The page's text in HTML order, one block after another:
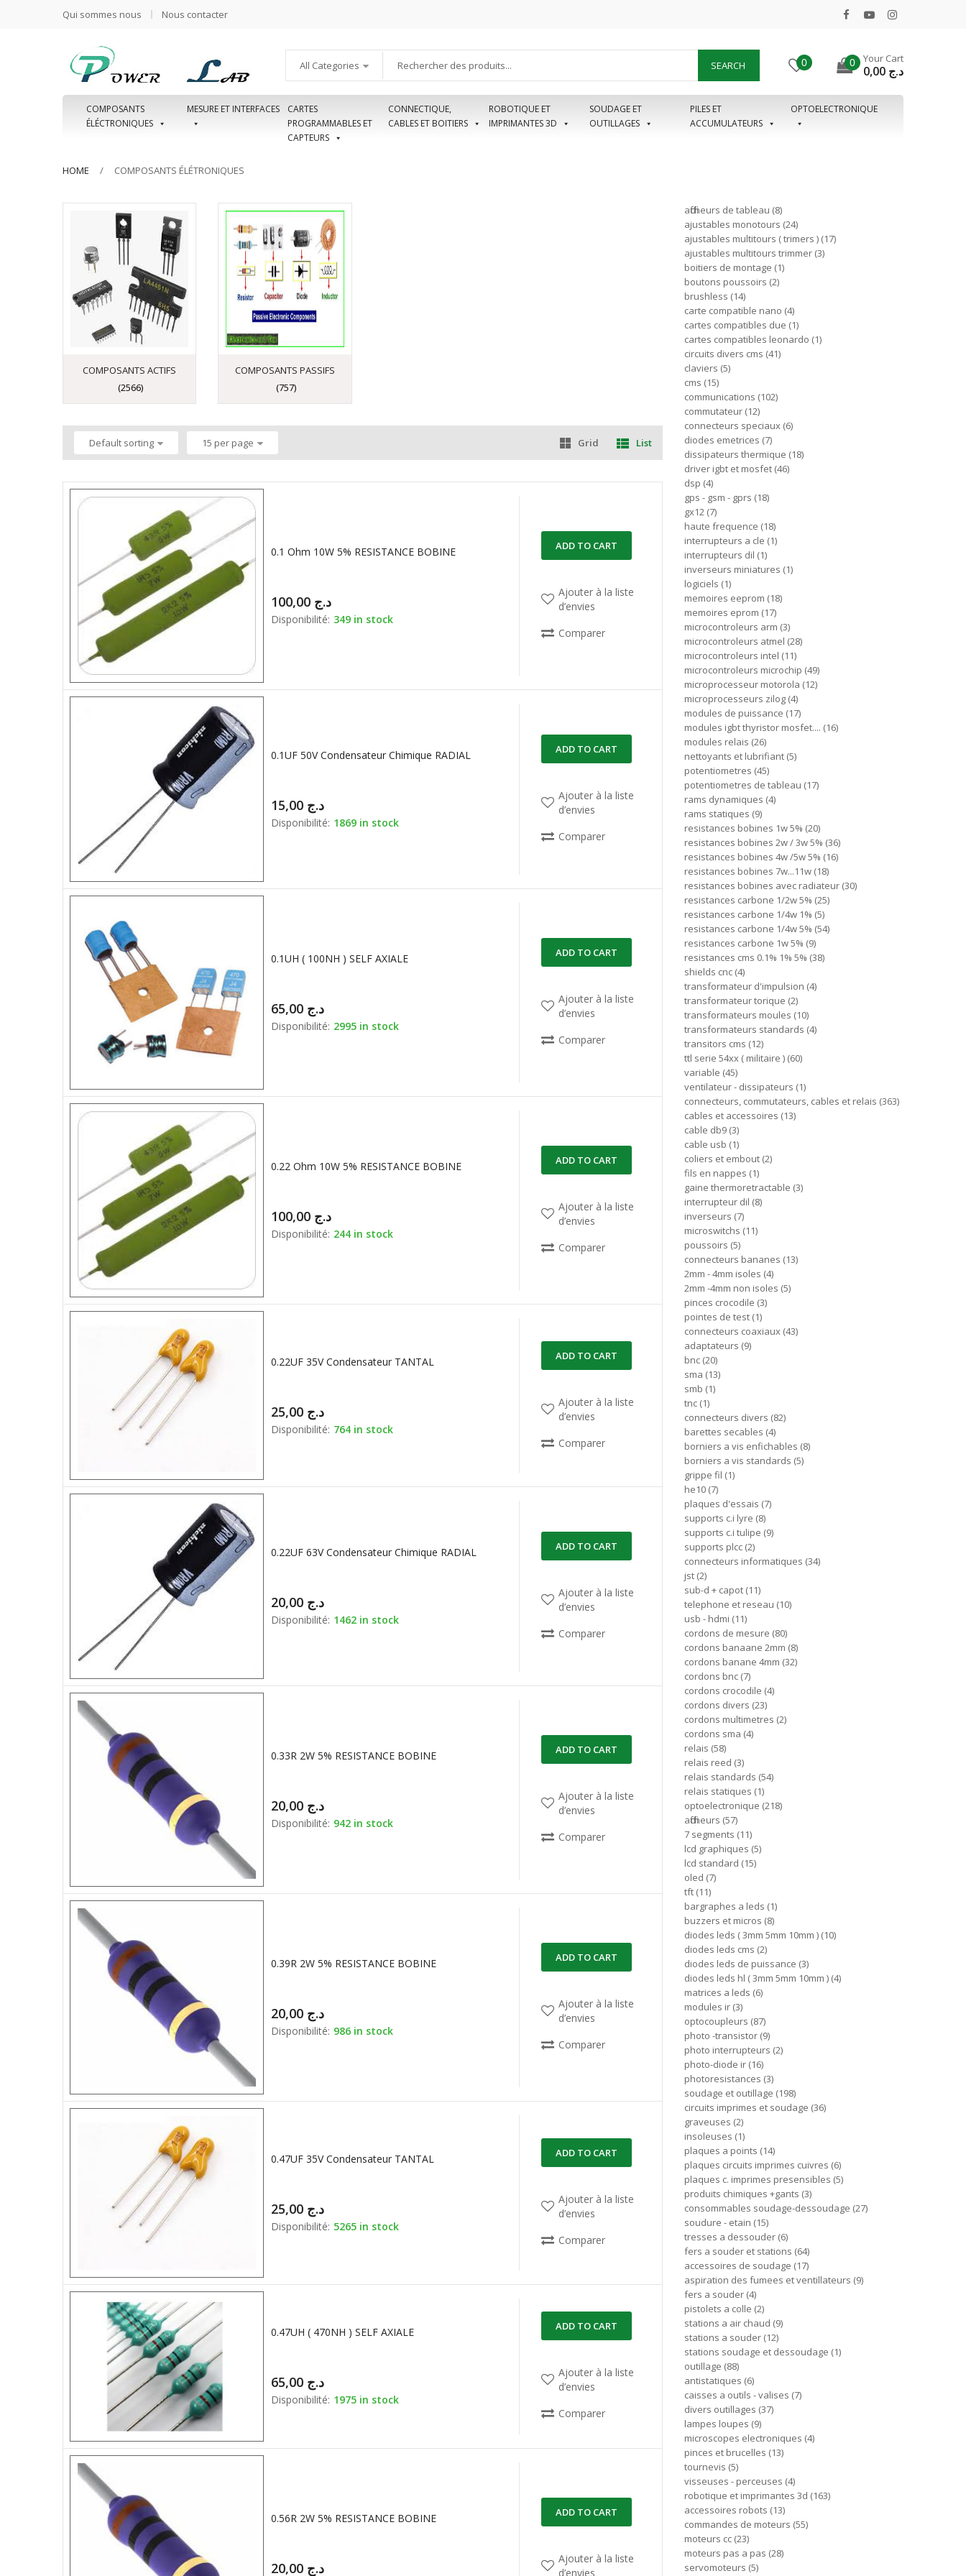
Qui sommes nous Nous contacter
All Categories SEARCH 0 0 Your Cart
د.ج
COMPOSANTS
ÉLÉCTRONIQUES
MESURE ET INTERFACES
CARTES
PROGRAMMABLES ET
CAPTEURS
CONNECTIQUE,
CABLES ET BOITIERS
ROBOTIQUE ET
IMPRIMANTES 3D
SOUDAGE ET
OUTILLAGES
PILES ET
ACCUMULATEURS
OPTOELECTRONIQUE
HOME COMPOSANTS ÉLÉTRONIQUES
COMPOSANTS ACTIFS
(2566)
COMPOSANTS PASSIFS
(757)
Default sorting 15 per page Grid List
0.1 Ohm 10W 5% RESISTANCE BOBINE
د.ج
Disponibilité: 349 in stock
ADD TO CART
Ajouter à la liste
d’envies
Comparer
0.1UF 50V Condensateur Chimique RADIAL
د.ج
Disponibilité: 1869 in stock
ADD TO CART
Ajouter à la liste
d’envies
Comparer
0.1UH ( 100NH ) SELF AXIALE
د.ج
Disponibilité: 2995 in stock
ADD TO CART
Ajouter à la liste
d’envies
Comparer
0.22 Ohm 10W 5% RESISTANCE BOBINE
د.ج
Disponibilité: 244 in stock
ADD TO CART
Ajouter à la liste
d’envies
Comparer
0.22UF 35V Condensateur TANTAL
د.ج
Disponibilité: 764 in stock
ADD TO CART
Ajouter à la liste
d’envies
Comparer
0.22UF 63V Condensateur Chimique RADIAL
د.ج
Disponibilité: 1462 in stock
ADD TO CART
Ajouter à la liste
d’envies
Comparer
0.33R 2W 5% RESISTANCE BOBINE
د.ج
Disponibilité: 942 in stock
ADD TO CART
Ajouter à la liste
d’envies
Comparer
0.39R 2W 5% RESISTANCE BOBINE
د.ج
Disponibilité: 986 in stock
ADD TO CART
Ajouter à la liste
d’envies
Comparer
0.47UF 35V Condensateur TANTAL
د.ج
Disponibilité: 5265 in stock
ADD TO CART
Ajouter à la liste
d’envies
Comparer
0.47UH ( 470NH ) SELF AXIALE
د.ج
Disponibilité: 1975 in stock
ADD TO CART
Ajouter à la liste
d’envies
Comparer
0.56R 2W 5% RESISTANCE BOBINE
د.ج
ADD TO CART
Ajouter à la liste
d’envies
afficheurs de tableau 8
ajustables monotours 24
ajustables multitours ( trimers ) 17
ajustables multitours trimmer 3
boitiers de montage 1
boutons poussoirs 2
brushless 14
carte compatible nano 4
cartes compatibles due 1
cartes compatibles leonardo 1
circuits divers cms 41
claviers 5
cms 15
communications 102
commutateur 12
connecteurs speciaux 6
diodes emetrices 7
dissipateurs thermique 18
driver igbt et mosfet 46
dsp 4
gps - gsm - gprs 18
gx12 7
haute frequence 18
interrupteurs a cle 1
interrupteurs dil 1
inverseurs miniatures 1
logiciels 1
memoires eeprom 18
memoires eprom 17
microcontroleurs arm 3
microcontroleurs atmel 28
microcontroleurs intel 11
microcontroleurs microchip 49
microprocesseur motorola 12
microprocesseurs zilog 4
modules de puissance 17
modules igbt thyristor mosfet.... 16
modules relais 26
nettoyants et lubrifiant 5
potentiometres 45
potentiometres de tableau 17
rams dynamiques 4
rams statiques 9
resistances bobines 1w 5% 20
resistances bobines 2w / 3w 5% 36
resistances bobines 4w /5w 5% 16
resistances bobines 7w...11w 18
resistances bobines avec radiateur 30
resistances carbone 1/2w 5% 25
resistances carbone 1/4w 1% 5
resistances carbone 1/4w 5% 54
resistances carbone 1w 5% 9
resistances cms 0.1% 1% 5% 38
shields cnc 4
transformateur d'impulsion 4
transformateur torique 2
transformateurs moules 10
transformateurs standards 4
transitors cms 12
ttl serie 54xx ( militaire ) 60
variable 45
ventilateur - dissipateurs 1
connecteurs, commutateurs, cables et relais 363
cables et accessoires 13
cable db9 3
cable usb 1
coliers et embout 2
fils en nappes 1
gaine thermoretractable 3
interrupteur dil 8
inverseurs 7
microswitchs 11
poussoirs 5
connecteurs bananes 13
2mm - 4mm isoles 4
2mm -4mm non isoles 5
pinces crocodile 3
pointes de test 1
connecteurs coaxiaux 43
adaptateurs 9
bnc 20
sma 13
smb 1
tnc 1
connecteurs divers 82
barettes secables 4
borniers a vis enfichables 8
borniers a vis standards 5
grippe fil 1
he10 7
plaques d'essais 7
supports c.i lyre 8
supports c.i tulipe 9
supports plcc 2
connecteurs informatiques 34
jst 2
sub-d + capot 11
telephone et reseau 10
usb - hdmi 11
cordons de mesure 80
cordons banaane 2mm 8
cordons banane 4mm 32
cordons bnc 7
cordons crocodile 4
cordons divers 23
cordons multimetres 2
cordons sma 4
relais 58
relais reed 3
relais standards 54
relais statiques 1
optoelectronique 218
afficheurs 57
7 segments 11
lcd graphiques 5
lcd standard 15
oled 7
tft 11
bargraphes a leds 1
buzzers et micros 8
diodes leds ( 3mm 5mm 10mm ) 10
diodes leds cms 2
diodes leds de puissance 3
diodes leds hl ( 3mm 5mm 10mm ) 4
matrices a leds 6
modules ir 3
optocoupleurs 87
photo -transistor 9
photo interrupteurs 2
photo-diode ir 16
photoresistances 3
soudage et outillage 198
circuits imprimes et soudage 36
graveuses 2
insoleuses 1
plaques a points 14
plaques circuits imprimes cuivres 6
plaques c. imprimes presensibles 5
produits chimiques +gants 3
consommables soudage-dessoudage 27
soudure - etain 15
tresses a dessouder 6
fers a souder et stations 64
accessoires de soudage 17
aspiration des fumees et ventillateurs 9
fers a souder 4
pistolets a colle 2
stations a air chaud 9
stations a souder 12
stations soudage et dessoudage 1
outillage 88
antistatiques 6
caisses a outils - valises 7
divers outillages 37
lampes loupes 9
microscopes electroniques 4
pinces et brucelles 13
tournevis 5
visseuses - perceuses 4
robotique et imprimantes 3d 163
accessoires robots 13
commandes de moteurs 55
moteurs cc 23
moteurs pas a pas 28
servomoteurs 5